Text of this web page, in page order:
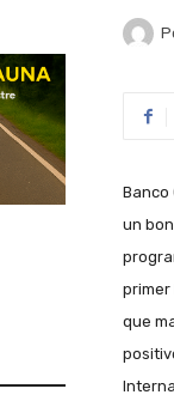
Banco
un
primer
que